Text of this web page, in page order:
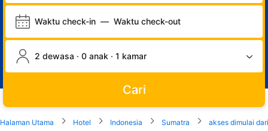
Waktu check-in — Waktu check-out
2 dewasa · 0 anak · 1 kamar
Cari
Halaman Utama Hotel Indonesia Sumatra
akses dimulai